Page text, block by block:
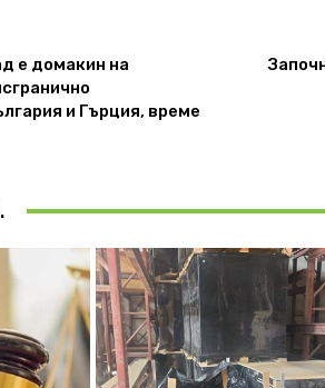
е домакин на
и Гърция, време